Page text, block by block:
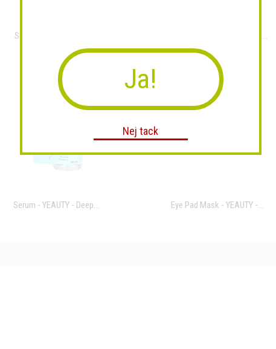
Salt Wellness set 3delar
Serum - YEAUTY - Deep... Eye Pad Mask - YEAUTY -...
Ja!
Nej tack